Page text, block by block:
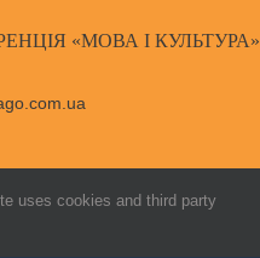
«МОВА І КУЛЬТУРА»
Бураго Д. С.,
uses cookies and third party